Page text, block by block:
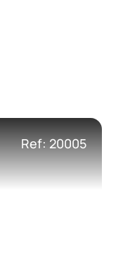
Ref: 20005